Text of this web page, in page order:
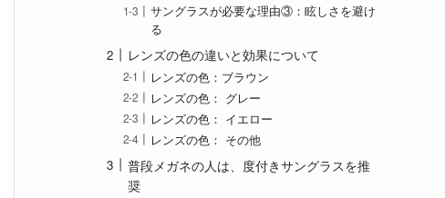
サングラスが必要な理由③：眩しさを避け
る
レンズの色の違いと効果について
レンズの色：ブラウン
レンズの色： グレー
レンズの色： イエロー
レンズの色： その他
普段メガネの人は、度付きサングラスを推
奨